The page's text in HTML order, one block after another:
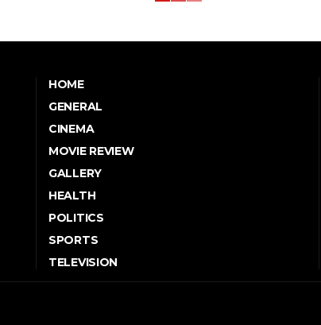
HOME
GENERAL
CINEMA
MOVIE REVIEW
GALLERY
HEALTH
POLITICS
SPORTS
TELEVISION